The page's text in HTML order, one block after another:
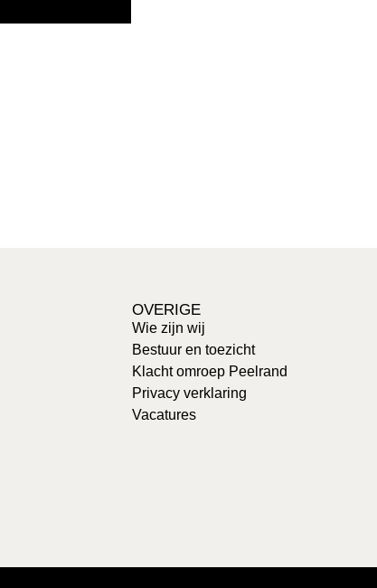
OVERIGE
Wie zijn wij
Bestuur en toezicht
Klacht omroep Peelrand
Privacy verklaring
Vacatures